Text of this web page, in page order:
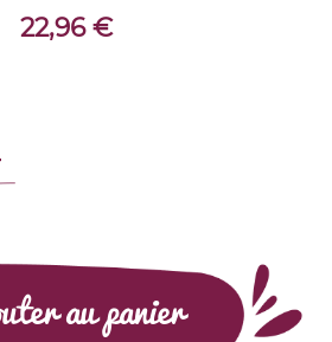
22,96€
au panier